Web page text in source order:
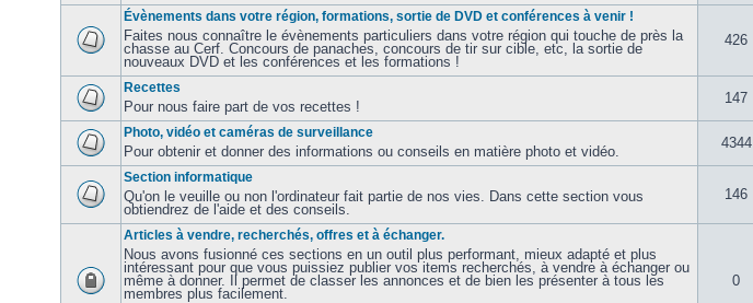
Évènements dans votre région, formations, sortie de DVD et conférences à venir !
Faites nous connaître le évènements particuliers dans votre région qui touche de près la
chasse au Cerf. Concours de panaches, concours de tir sur cible, etc, la sortie de
nouveaux DVD et les conférences et les formations !
426
Recettes
Pour nous faire part de vos recettes !
147
Photo, vidéo et caméras de surveillance
Pour obtenir et donner des informations ou conseils en matière photo et vidéo.
4344
Section informatique
Qu'on le veuille ou non l'ordinateur fait partie de nos vies. Dans cette section vous
obtiendrez de l'aide et des conseils.
146
Articles à vendre, recherchés, offres et à échanger.
Nous avons fusionné ces sections en un outil plus performant, mieux adapté et plus
intéressant pour que vous puissiez publier vos items recherchés, à vendre à échanger ou
même à donner. Il permet de classer les annonces et de bien les présenter à tous les
membres plus facilement.
0